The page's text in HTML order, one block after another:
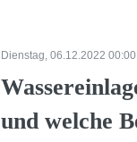
Dienstag, 06.12.2022
und welche